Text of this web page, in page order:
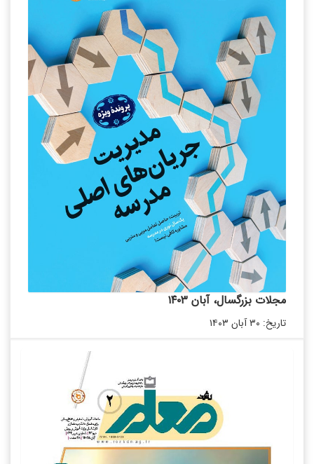
مجلات بزرگسال، آبان ۱۴۰۳
تاریخ: ۳۰ آبان ۱۴۰۳